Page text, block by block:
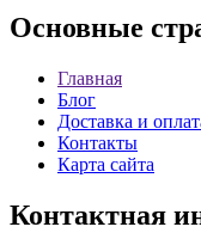
Основные
Главная
Блог
Доставка и
Контакты
Карта сайта
Контактная